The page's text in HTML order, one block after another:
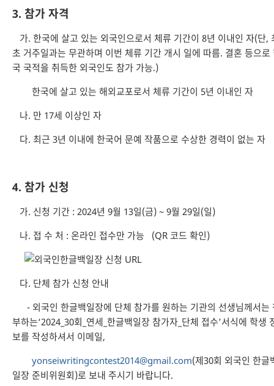
3. 참가 자격
가. 한국에 살고 있는 외국인으로서 체류 기간이 8년 이내인 자(단,
초 거주일과는 무관하며 이번 체류 기간 개시 일에 따름. 결혼 등으로
국 국적을 취득한 외국인도 참가 가능.)
한국에 살고 있는 해외교포로서 체류 기간이 5년 이내인 자
나. 만 17세 이상인 자
다. 최근 3년 이내에 한국어 문예 작품으로 수상한 경력이 없는 자
4. 참가 신청
가. 신청 기간 : 2024년 9월 13일(금) ~ 9월 29일(일)
나. 접 수 처 : 온라인 접수만 가능 (QR 코드 확인)
다. 단체 참가 신청 안내
- 외국인 한글백일장에 단체 참가를 원하는 기관의 선생님께서는
부하는‘2024_30회_연세_한글백일장 참가자_단체 접수’서식에 학생
보를 작성하셔서 이메일,
yonseiwritingcontest2014@gmail.com(제30회 외국인 한글
일장 준비위원회)로 보내 주시기 바랍니다.